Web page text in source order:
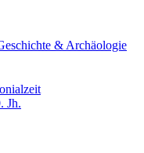
& Archäologie
Jh.